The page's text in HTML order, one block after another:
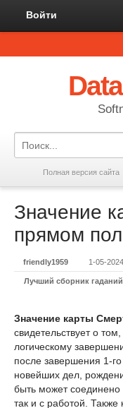
Войти
Полная версия сайта
Значение
прямом
friendly1959 1-05-
Лучший сборник гаданий
Значение карты
свидетельствует о
логическому
после завершения 1-
новейших дел,
быть может соединено
так и с работой. Также